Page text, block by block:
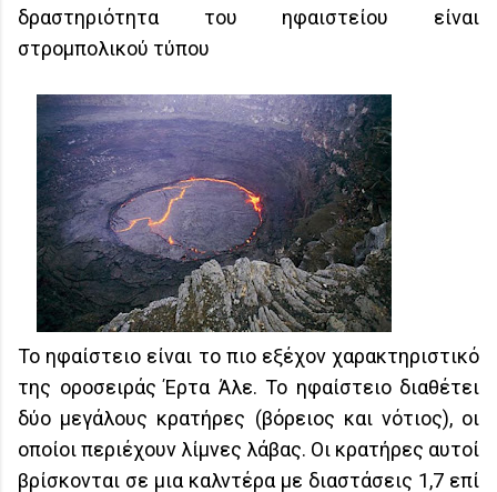
δραστηριότητα του ηφαιστείου είναι
στρομπολικού τύπου
Το ηφαίστειο είναι το πιο εξέχον χαρακτηριστικό
της οροσειράς Έρτα Άλε. Το ηφαίστειο διαθέτει
δύο μεγάλους κρατήρες (βόρειος και νότιος), οι
οποίοι περιέχουν λίμνες λάβας. Οι κρατήρες αυτοί
βρίσκονται σε μια καλντέρα με διαστάσεις 1,7 επί